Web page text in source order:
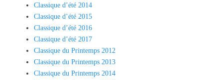
Classique d’été 2014
Classique d’été 2015
Classique d’été 2016
Classique d’été 2017
Classique du Printemps 2012
Classique du Printemps 2013
Classique du Printemps 2014